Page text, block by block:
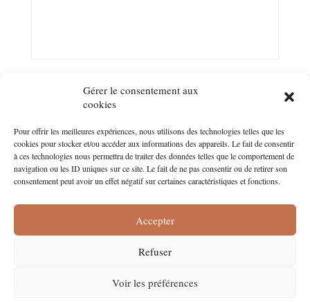
Gérer le consentement aux
cookies
Pour offrir les meilleures expériences, nous utilisons des technologies telles que les
cookies pour stocker et/ou accéder aux informations des appareils. Le fait de consentir
à ces technologies nous permettra de traiter des données telles que le comportement de
navigation ou les ID uniques sur ce site. Le fait de ne pas consentir ou de retirer son
consentement peut avoir un effet négatif sur certaines caractéristiques et fonctions.
Accepter
Refuser
Voir les préférences
Suivez-nous sur les réseaux !
FacebookPinterestInstagram
Politique de confidentialité